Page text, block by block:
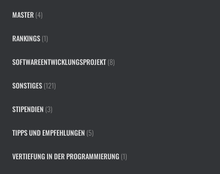
MASTER (4)
RANKINGS(1)
SOFTWAREENTWICKLUNGSPROJEKT(8)
SONSTIGES(121)
STIPENDIEN (3)
TIPPS UND EMPFEHLUNGEN (5)
VERTIEFUNG IN DER PROGRAMMIERUNG (1)